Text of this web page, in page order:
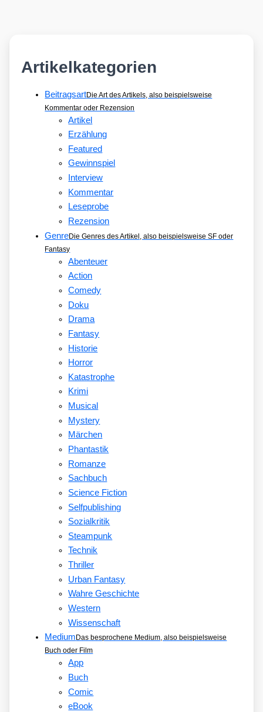
Artikelkategorien
BeitragsartDie Art des Artikels, also beispielsweise
Kommentar oder Rezension
Artikel
Erzählung
Featured
Gewinnspiel
Interview
Kommentar
Leseprobe
Rezension
GenreDie Genres des Artikel, also beispielsweise SF oder
Fantasy
Abenteuer
Action
Comedy
Doku
Drama
Fantasy
Historie
Horror
Katastrophe
Krimi
Musical
Mystery
Märchen
Phantastik
Romanze
Sachbuch
Science Fiction
Selfpublishing
Sozialkritik
Steampunk
Technik
Thriller
Urban Fantasy
Wahre Geschichte
Western
Wissenschaft
Medium Das besprochene Medium, also beispielsweise
Buch oder Film
App
Buch
Comic
eBook